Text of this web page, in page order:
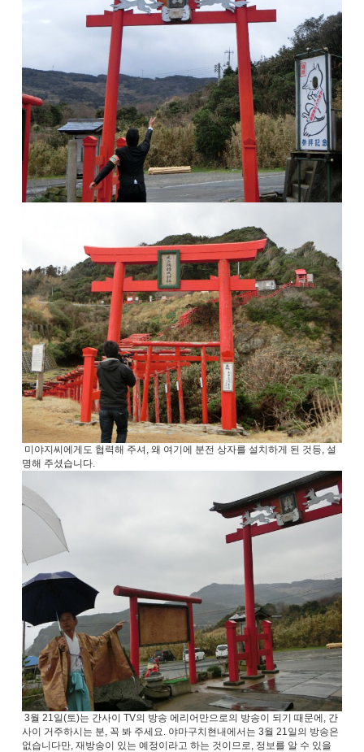
미야지씨에게도 협력해 주셔, 왜 여기에 분전 상자를 설치하게 된 것등, 설
명해 주셨습니다.
3월 21일(토)는 간사이 TV의 방송 에리어만으로의 방송이 되기 때문에, 간
사이 거주하시는 분, 꼭 봐 주세요. 야마구치현내에서는 3월 21일의 방송은
없습니다만, 재방송이 있는 예정이라고 하는 것이므로, 정보를 알 수 있을